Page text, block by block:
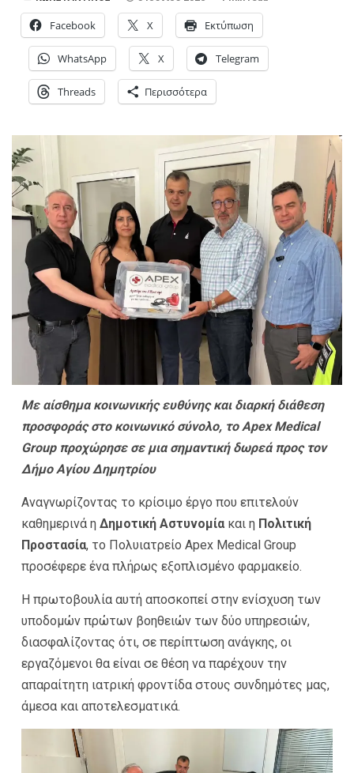
Facebook X Εκτύπωση
WhatsApp X Telegram
Threads Περισσότερα
Με αίσθημα κοινωνικής ευθύνης και διαρκή διάθεση
προσφοράς στο κοινωνικό σύνολο, το Apex Medical
Group προχώρησε σε μια σημαντική δωρεά προς τον
Δήμο Αγίου Δημητρίου
Αναγνωρίζοντας το κρίσιμο έργο που επιτελούν
καθημερινά η Δημοτική Αστυνομία και η Πολιτική
Προστασία, το Πολυιατρείο Apex Medical Group
προσέφερε ένα πλήρως εξοπλισμένο φαρμακείο.
Η πρωτοβουλία αυτή αποσκοπεί στην ενίσχυση των
υποδομών πρώτων βοηθειών των δύο υπηρεσιών,
διασφαλίζοντας ότι, σε περίπτωση ανάγκης, οι
εργαζόμενοι θα είναι σε θέση να παρέχουν την
απαραίτητη ιατρική φροντίδα στους συνδημότες μας,
άμεσα και αποτελεσματικά.